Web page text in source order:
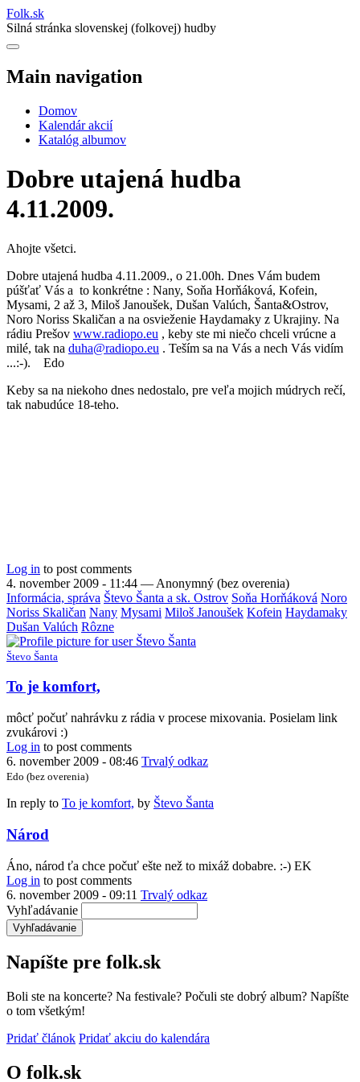
Folk.sk
Silná stránka slovenskej (folkovej) hudby
Main navigation
Domov
Kalendár akcií
Katalóg albumov
Dobre utajená hudba
4.11.2009.
Ahojte všetci.
Dobre utajená hudba 4.11.2009., o 21.00h. Dnes Vám budem
púšťať Vás a to konkrétne : Nany, Soňa Horňáková, Kofein,
Mysami, 2 až 3, Miloš Janoušek, Dušan Valúch, Šanta&Ostrov,
Noro Noriss Skaličan a na osvieženie Haydamaky z Ukrajiny. Na
rádiu Prešov www.radiopo.eu , keby ste mi niečo chceli vrúcne a
milé, tak na duha@radiopo.eu . Teším sa na Vás a nech Vás vidím
...:-). Edo
Keby sa na niekoho dnes nedostalo, pre veľa mojich múdrych rečí,
tak nabudúce 18-teho.
Log in to post comments
4. november 2009 - 11:44 — Anonymný (bez overenia)
Informácia, správa Števo Šanta a sk. Ostrov Soňa Horňáková Noro
Noriss Skaličan Nany Mysami Miloš Janoušek Kofein Haydamaky
Dušan Valúch Rôzne
Števo Šanta
To je komfort,
môcť počuť nahrávku z rádia v procese mixovania. Posielam link
zvukárovi :)
Log in to post comments
6. november 2009 - 08:46 Trvalý odkaz
Edo (bez overenia)
In reply to To je komfort, by Števo Šanta
Národ
Áno, národ ťa chce počuť ešte než to mixáž dobabre. :-) EK
Log in to post comments
6. november 2009 - 09:11 Trvalý odkaz
Vyhľadávanie
Napíšte pre folk.sk
Boli ste na koncerte? Na festivale? Počuli ste dobrý album? Napíšte
o tom všetkým!
Pridať článok Pridať akciu do kalendára
O folk.sk